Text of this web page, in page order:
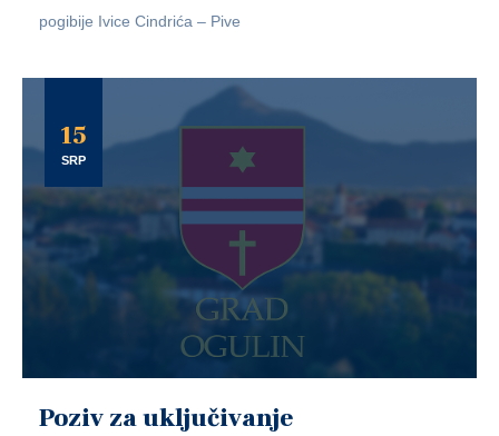
pogibije Ivice Cindrića – Pive
15
SRP
Poziv za uključivanje